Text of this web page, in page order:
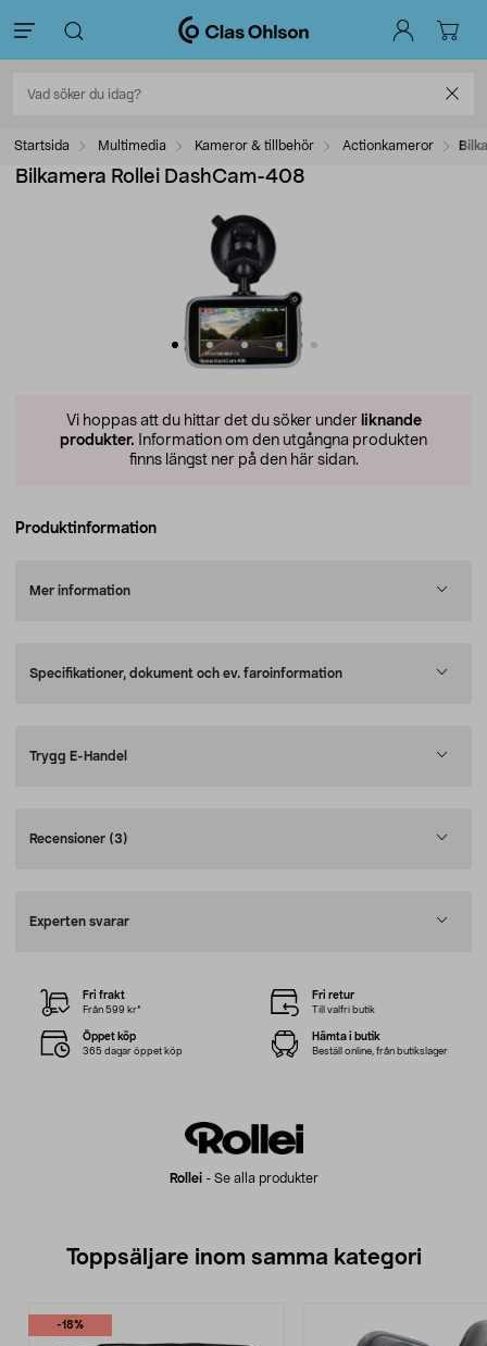
Startsida Multimedia Kameror & tillbehör Actionkameror
Bilkamera Rollei DashCam-408
Vi hoppas att du hittar det du söker under liknande
produkter. Information om den utgångna produkten
finns längst ner på den här sidan.
Produktinformation
Mer information
Specifikationer, dokument och ev. faroinformation
Trygg E-Handel
Recensioner (3)
Experten svarar
Rollei- Se alla produkter
Fri frakt
Från 599 kr*
Fri retur
Till valfri butik
Öppet köp
365 dagar öppet köp
Hämta i butik
Beställ online, från butikslager
Toppsäljare inom samma kategori
-18%